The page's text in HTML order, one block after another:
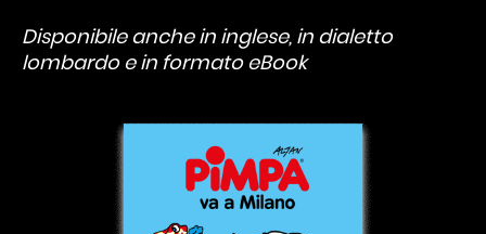
Disponibile anche in inglese, in dialetto
lombardo e in formato eBook